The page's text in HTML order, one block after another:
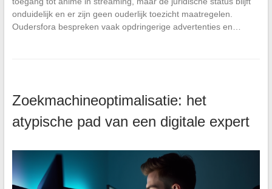
onduidelijk en er zijn geen ouderlijk toezicht maatregelen.
Oudersfora bespreken vaak opdringerige advertenties en…
Zoekmachineoptimalisatie: het
atypische pad van een digitale expert